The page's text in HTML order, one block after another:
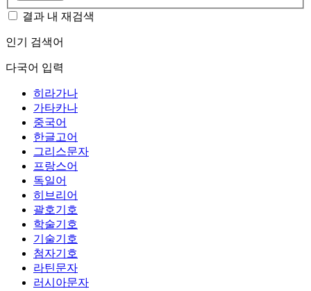
결과 내 재검색
인기 검색어
다국어 입력
히라가나
가타카나
중국어
한글고어
그리스문자
프랑스어
독일어
히브리어
괄호기호
학술기호
기술기호
첨자기호
라틴문자
러시아문자